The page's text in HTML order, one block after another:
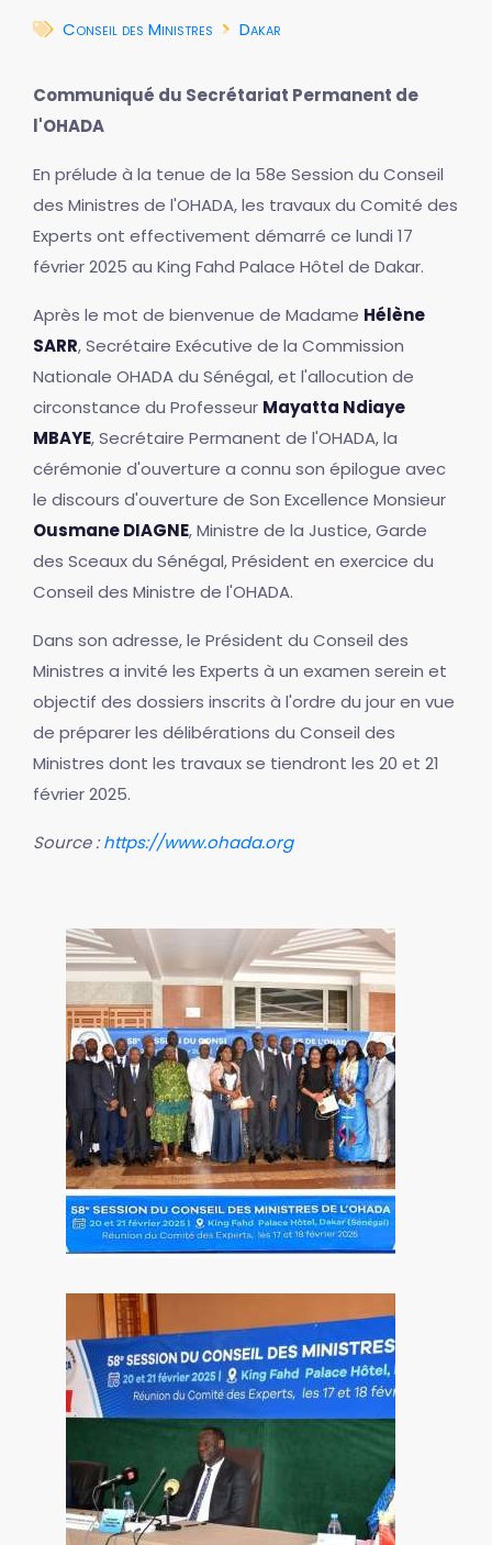
Conseil des Ministres Dakar
Communiqué du Secrétariat Permanent de
l'OHADA
En prélude à la tenue de la 58e Session du Conseil
des Ministres de l'OHADA, les travaux du Comité des
Experts ont effectivement démarré ce lundi 17
février 2025 au King Fahd Palace Hôtel de Dakar.
Après le mot de bienvenue de Madame Hélène
SARR, Secrétaire Exécutive de la Commission
Nationale OHADA du Sénégal, et l'allocution de
circonstance du Professeur Mayatta Ndiaye
MBAYE, Secrétaire Permanent de l'OHADA, la
cérémonie d'ouverture a connu son épilogue avec
le discours d'ouverture de Son Excellence Monsieur
Ousmane DIAGNE, Ministre de la Justice, Garde
des Sceaux du Sénégal, Président en exercice du
Conseil des Ministre de l'OHADA.
Dans son adresse, le Président du Conseil des
Ministres a invité les Experts à un examen serein et
objectif des dossiers inscrits à l'ordre du jour en vue
de préparer les délibérations du Conseil des
Ministres dont les travaux se tiendront les 20 et 21
février 2025.
Source :https://www.ohada.org